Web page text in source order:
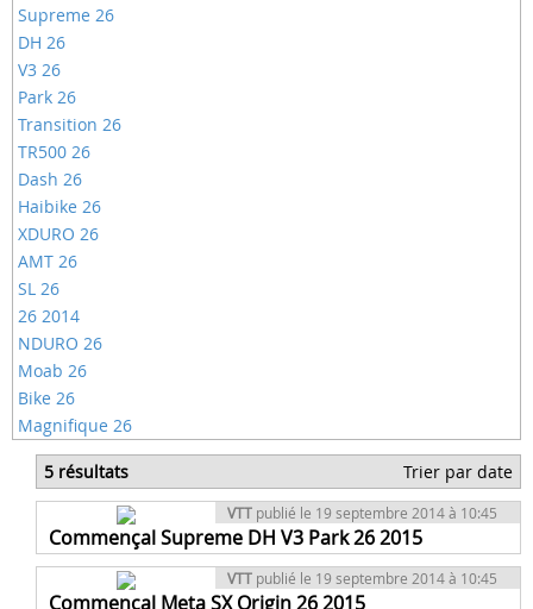
Supreme 26
DH 26
V3 26
Park 26
Transition 26
TR500 26
Dash 26
Haibike 26
XDURO 26
AMT 26
SL 26
26 2014
NDURO 26
Moab 26
Bike 26
Magnifique 26
5 résultats Trier par date
VTT publié le 19 septembre 2014 à 10:45
Commençal Supreme DH V3 Park 26 2015
VTT publié le 19 septembre 2014 à 10:45
Commençal Meta SX Origin 26 2015